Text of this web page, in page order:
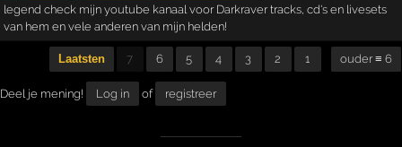
legend check mijn youtube kanaal voor Darkraver tracks, cd's en livesets
van hem en vele anderen van mijn helden!
Laatsten 7 6 5 4 3 2 1 ouder ≡ 6
Deel je mening! Log in of registreer